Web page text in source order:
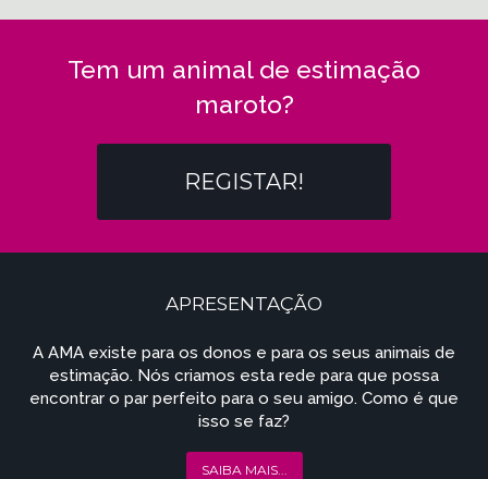
Tem um animal de estimação
maroto?
REGISTAR!
APRESENTAÇÃO
A AMA existe para os donos e para os seus animais de
estimação. Nós criamos esta rede para que possa
encontrar o par perfeito para o seu amigo. Como é que
isso se faz?
SAIBA MAIS...